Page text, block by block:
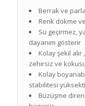
Berrak ve
Renk dökme
Su geçirmez,
dayanım gösterir
Kolay şekil
zehirsiz ve
Kolay
stabilitesi
Büzüşme